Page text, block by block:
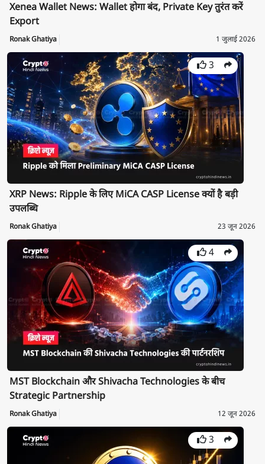
Xenea Wallet News: Wallet होगा बंद, Private Key तुरंत करें
Export
Ronak Ghatiya 1 जुलाई 2026
3
XRP News: Ripple के लिए MiCA CASP License क्यों है बड़ी
उपलब्धि
Ronak Ghatiya 23 जून 2026
4
MST Blockchain और Shivacha Technologies के बीच
Strategic Partnership
Ronak Ghatiya 12 जून 2026
3